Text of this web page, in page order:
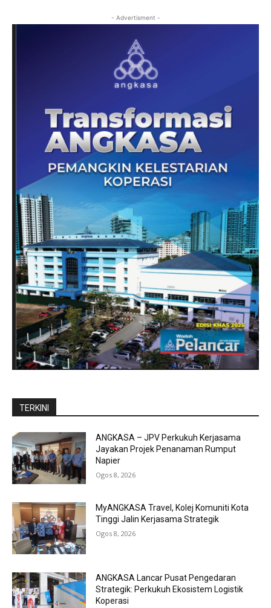
- Advertisment -
TERKINI
ANGKASA – JPV Perkukuh Kerjasama
Jayakan Projek Penanaman Rumput
Napier
Ogos 8, 2026
MyANGKASA Travel, Kolej Komuniti Kota
Tinggi Jalin Kerjasama Strategik
Ogos 8, 2026
ANGKASA Lancar Pusat Pengedaran
Strategik: Perkukuh Ekosistem Logistik
Koperasi